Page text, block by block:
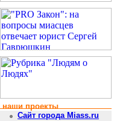
наши проекты
Сайт города Miass.ru